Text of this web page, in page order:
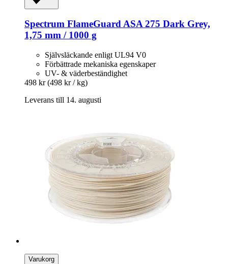
Spectrum FlameGuard ASA 275 Dark Grey,
1,75 mm / 1000 g
Självsläckande enligt UL94 V0
Förbättrade mekaniska egenskaper
UV- & väderbeständighet
498 kr (498 kr / kg)
Leverans till 14. augusti
Varukorg